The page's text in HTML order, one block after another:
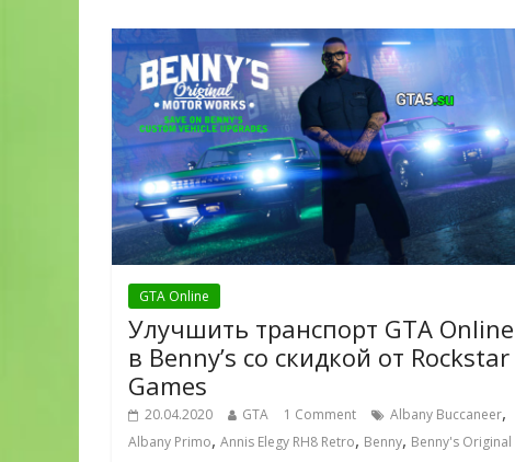
GTA Online
Улучшить транспорт GTA Online
в Benny’s со скидкой от Rockstar
Games
20.04.2020 GTA 1 Comment Albany Buccaneer,
Albany Primo, Annis Elegy RH8 Retro, Benny, Benny's Original